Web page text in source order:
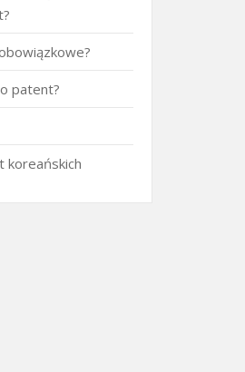
patent?
koreańskich